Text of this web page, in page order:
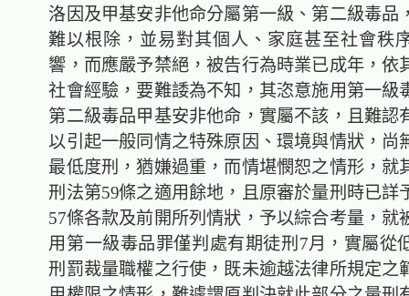
洛因及甲基安非他命分屬第一級、第二級毒品
難以根除，並易對其個人、家庭甚至社會秩
響，而應嚴予禁絕，被告行為時業已成年，依
社會經驗，要難諉為不知，其恣意施用第一級
第二級毒品甲基安非他命，實屬不該，且難認
以引起一般同情之特殊原因、環境與情狀，尚
最低度刑，猶嫌過重，而情堪憫恕之情形，就
刑法第59條之適用餘地，且原審於量刑時已詳
57條各款及前開所列情狀，予以綜合考量，就
用第一級毒品罪僅判處有期徒刑7月，實屬從
刑罰裁量職權之行使，既未逾越法律所規定之